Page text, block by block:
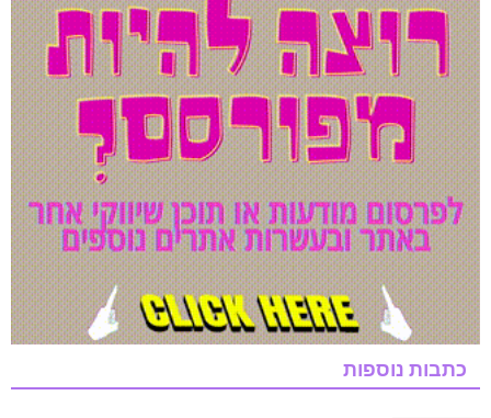
כתבות נוספות